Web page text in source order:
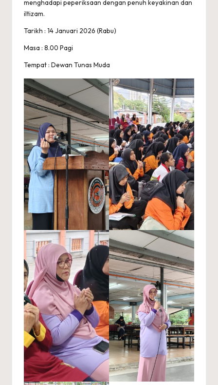
menghadapi peperiksaan dengan penuh keyakinan dan
iltizam.
Tarikh : 14 Januari 2026 (Rabu)
Masa : 8.00 Pagi
Tempat : Dewan Tunas Muda